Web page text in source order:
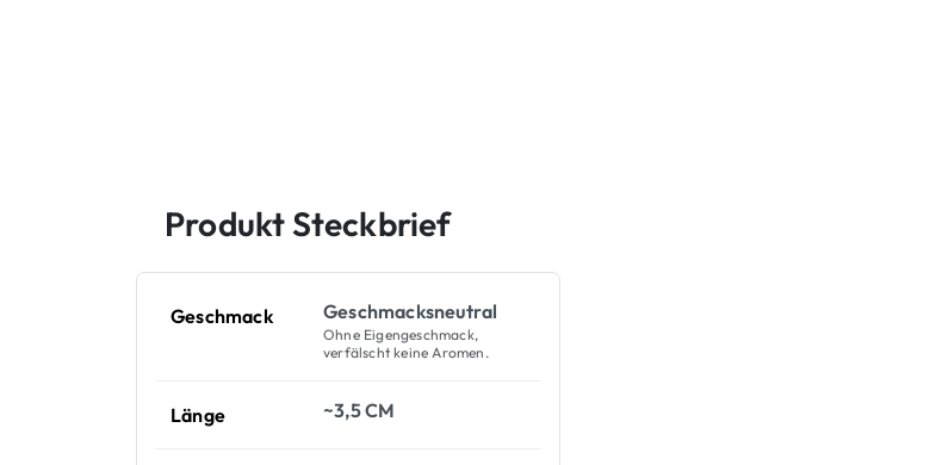
Produkt Steckbrief
Geschmack Geschmacksneutral
Ohne Eigengeschmack,
verfälscht keine Aromen.
Länge ~3,5 CM